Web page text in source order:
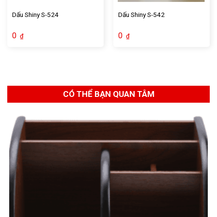
Dấu Shiny S-524
0 ₫
Dấu Shiny S-542
0 ₫
CÓ THỂ BẠN QUAN TÂM